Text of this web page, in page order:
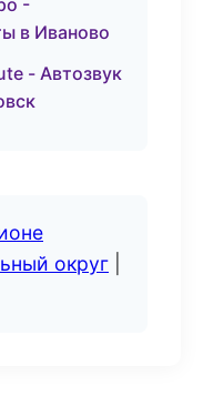
-
в Иваново
- Автозвук
округ